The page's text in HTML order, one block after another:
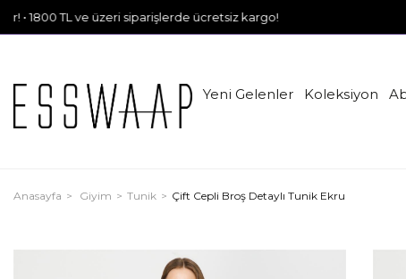
ve üzeri siparişlerde ücretsiz kargo!
Yeni Gelenler Koleksiyon
Anasayfa Giyim Tunik Çift Cepli Broş Detaylı Tunik Ekru